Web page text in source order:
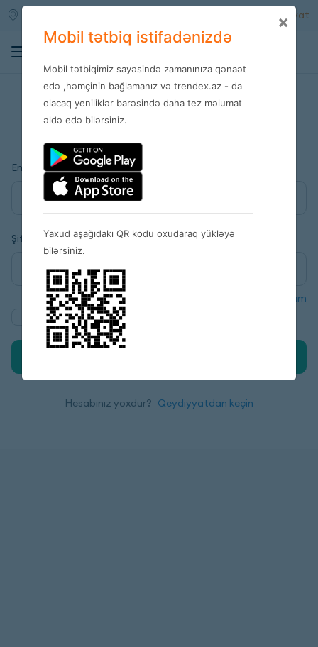
Qeydiyyat
Daxil ol
Email
Şifrə
Şifrəmi unutdum
Məni xatırla
Hesabınız yoxdur? Qeydiyyatdan keçin
×
Mobil tətbiq istifadənizdə
Mobil tətbiqimiz sayəsində zamanınıza qənaət
edə ,həmçinin bağlamanız və trendex.az - da
olacaq yeniliklər barəsində daha tez məlumat
əldə edə bilərsiniz.
Yaxud aşağıdakı QR kodu oxudaraq yükləyə
bilərsiniz.